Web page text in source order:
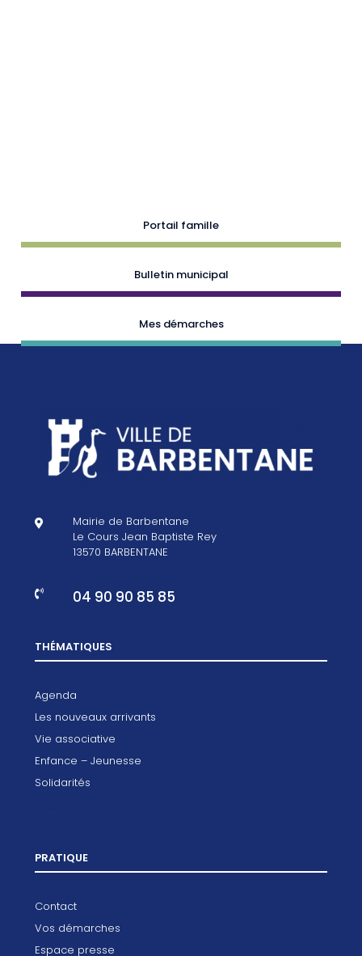
Portail famille
Bulletin municipal
Mes démarches

Mairie de Barbentane
Le Cours Jean Baptiste Rey
13570 BARBENTANE
 04 90 90 85 85
THÉMATIQUES
Agenda
Les nouveaux arrivants
Vie associative
Enfance – Jeunesse
Solidarités
PRATIQUE
Contact
Vos démarches
Espace presse